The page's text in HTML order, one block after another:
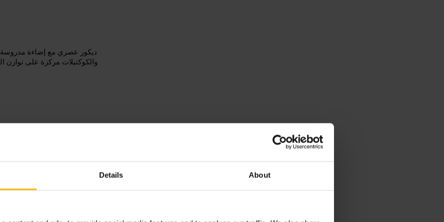
Details About
ديكور عصري مع إضاءة مدروسة
والكوكتيلات مركزة على توازن
احجز طاولة مسبقاً إذا رغبت في
تفضل إطلالة على المدينة. أبلغ المطعم مسبقاً عن حساسيات الطعام أو مناسبات خاصة لتحسين التجربة.